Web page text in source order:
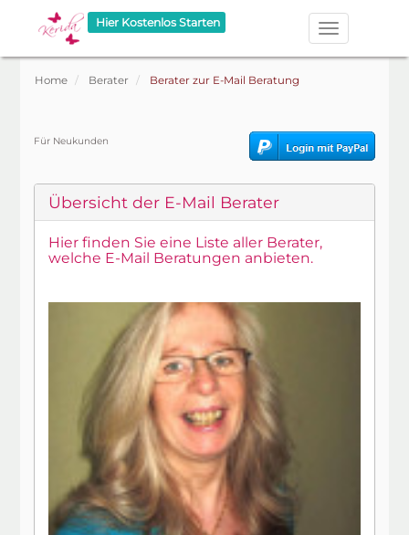
Hier Kostenlos Starten
Home Berater Berater zur E-Mail Beratung
Für Neukunden
Übersicht der E-Mail Berater
Hier finden Sie eine Liste aller Berater,
welche E-Mail Beratungen anbieten.